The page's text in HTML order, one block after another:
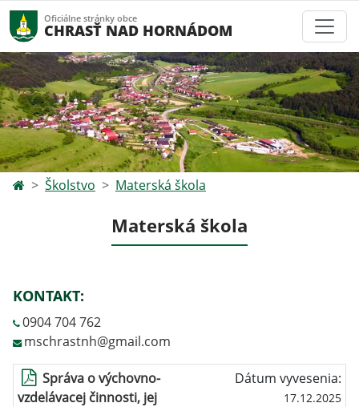
Oficiálne stránky obce
CHRASŤ NAD HORNÁDOM
Školstvo Materská škola
Materská škola
KONTAKT:
0904 704 762
mschrastnh@gmail.com
Správa o výchovno-
vzdelávacej činnosti, jej
Dátum vyvesenia:
17.12.2025